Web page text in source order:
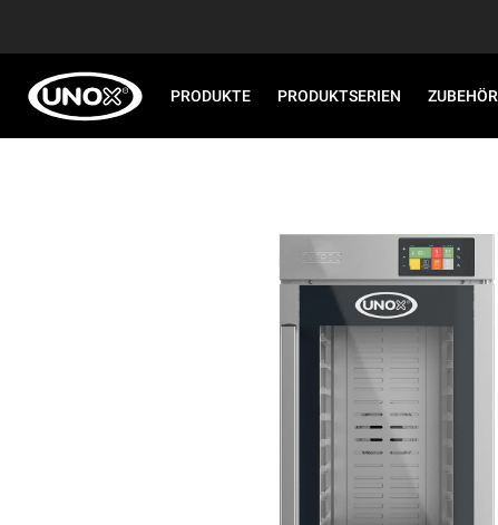
PRODUKTE PRODUKTSERIEN ZUBEHÖR